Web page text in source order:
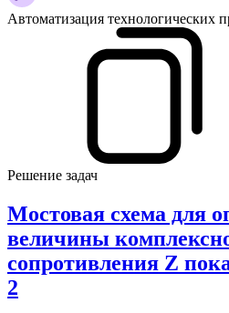
Автоматизация технологических
Решение задач
Мостовая схема для
величины
сопротивления Z
2